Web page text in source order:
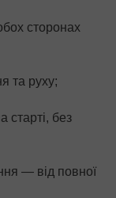
сторонах
та руху;
старті, без
— від повної